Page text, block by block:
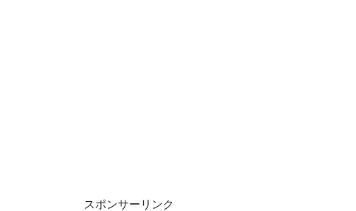
スポンサーリンク